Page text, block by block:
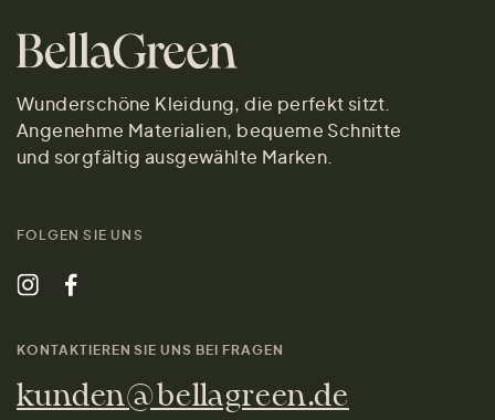
Wunderschöne Kleidung, die perfekt sitzt.
Angenehme Materialien, bequeme Schnitte
und sorgfältig ausgewählte Marken.
FOLGEN SIE UNS
KONTAKTIEREN SIE UNS BEI FRAGEN
kunden@bellagreen.de